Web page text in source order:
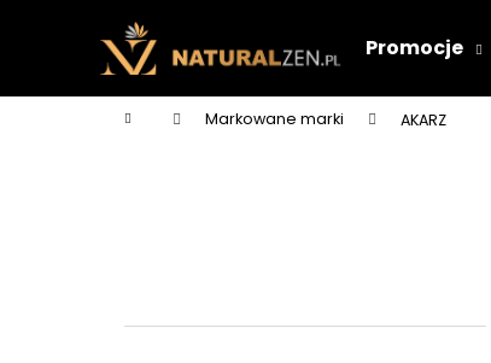
Promocje
Home Markowane marki AKARZ
z
powrotem
powrotem